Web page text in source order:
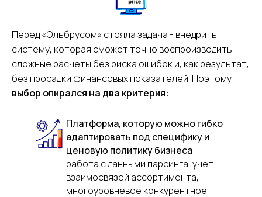
Перед «Эльбрусом» стояла задача - внедрить
систему, которая сможет точно воспроизводить
сложные расчеты без риска ошибок и, как результат,
без просадки финансовых показателей. Поэтому
выбор опирался на два критерия:
Платформа, которую можно гибко
адаптировать под специфику и
ценовую политику бизнеса:
работа с данными парсинга, учет
взаимосвязей ассортимента,
многоуровневое конкурентное